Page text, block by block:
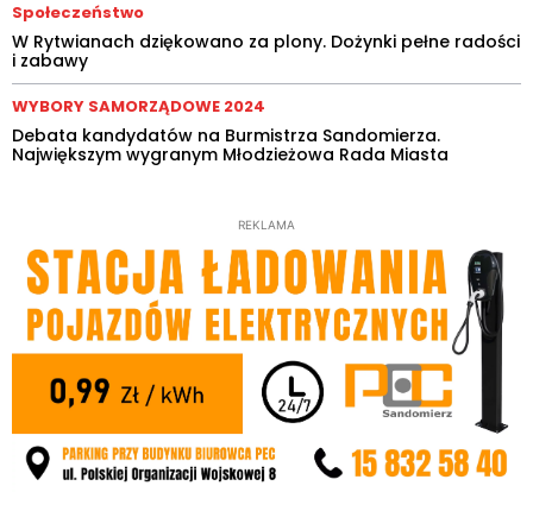
Społeczeństwo
W Rytwianach dziękowano za plony. Dożynki pełne radości
i zabawy
WYBORY SAMORZĄDOWE 2024
Debata kandydatów na Burmistrza Sandomierza.
Największym wygranym Młodzieżowa Rada Miasta
REKLAMA